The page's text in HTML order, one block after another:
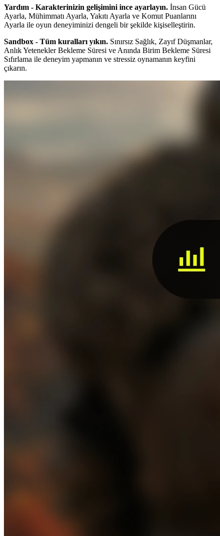
Yardım - Karakterinizin gelişimini ince ayarlayın. İnsan Gücü
Ayarla, Mühimmatı Ayarla, Yakıtı Ayarla ve Komut Puanlarını
Ayarla ile oyun deneyiminizi dengeli bir şekilde kişiselleştirin.
Sandbox - Tüm kuralları yıkın. Sınırsız Sağlık, Zayıf Düşmanlar,
Anlık Yetenekler Bekleme Süresi ve Anında Birim Bekleme Süresi
Sıfırlama ile deneyim yapmanın ve stressiz oynamanın keyfini
çıkarın.